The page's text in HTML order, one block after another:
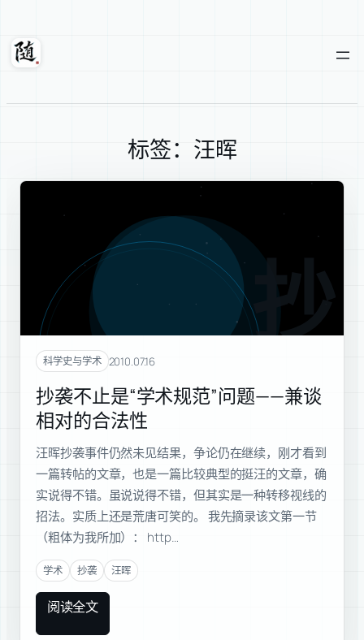
内
随轩
标签：汪晖
抄袭
科学史与学术 2010.07.16
抄袭不止是“学术规范”问题——兼谈
相对的合法性
汪晖抄袭事件仍然未见结果，争论仍在继续，刚才看到
一篇转帖的文章，也是一篇比较典型的挺汪的文章，确
实说得不错。虽说说得不错，但其实是一种转移视线的
招法。实质上还是荒唐可笑的。 我先摘录该文第一节
（粗体为我所加）： http…
学术 抄袭 汪晖
阅读全文